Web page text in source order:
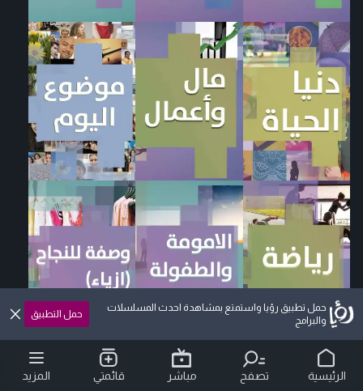
حمل تطبيق رؤيا واستمتع بمشاهدة احدث المسلسلات
والبرامج
حمل التطبيق
الرئيسية تصفح مباشر قائمتي المزيد